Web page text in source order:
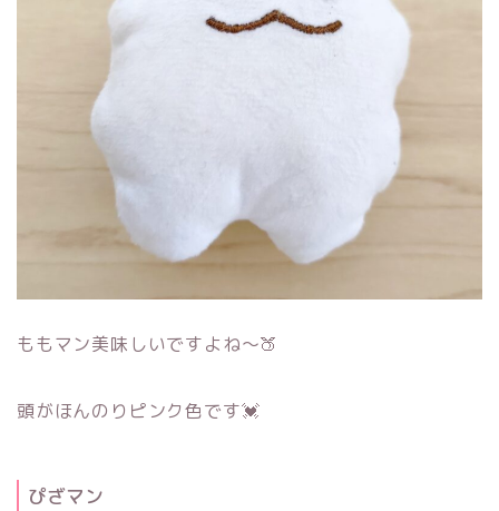
ももマン美味しいですよね～🍑
頭がほんのりピンク色です💓
ぴざマン